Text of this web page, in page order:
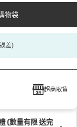
物袋
差)
超商取貨
(數量有限 送完